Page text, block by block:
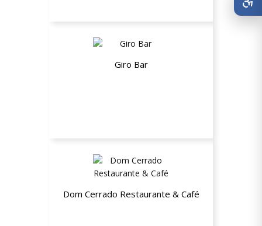
Giro Bar
Dom Cerrado Restaurante & Café